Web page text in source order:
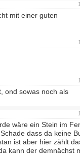
mit einer guten
ond sowas noch als
wäre ein Stein im
dass da keine
ist aber hier zählt
kann der demnächst